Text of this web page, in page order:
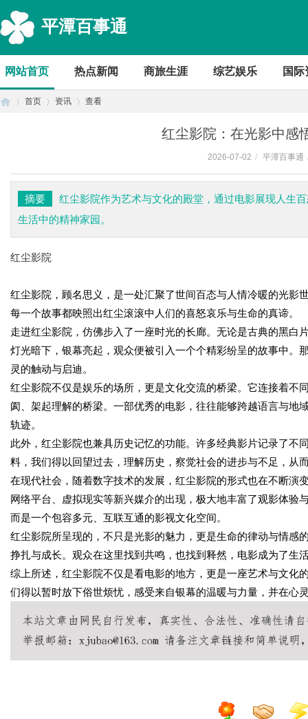
平潭百事通
网站首页 热点新闻 商旅生涯 综艺娱乐 国际
首页 资讯 查看
红尘影院：在光影中感
2026-07-02 / 平潭百事通
摘要
红尘影院作为艺术与文化的殿堂，通过电影展现人生
生活中的精神家园。
红尘影院
红尘影院，顾名思义，是一处汇聚了世间百态与人情冷暖的光影
每一个故事都映照出红尘滚滚中人们的喜怒哀乐与生命的真谛。
走进红尘影院，仿佛步入了一座时光的长廊。无论是古典的黑
灯光暗下，银幕亮起，观众便被引入一个个精彩纷呈的故事中。
灵的触动与启迪。
红尘影院不仅是娱乐的场所，更是文化交流的桥梁。它连接着不
阂、架起理解的桥梁。一部优秀的电影，往往能够跨越语言与
轨迹。
此外，红尘影院也兼具历史记忆的功能。许多经典影片记录了
料，我们得以回望过去，理解历史，察觉社会的进步与不足，从
在现代社会，随着数字技术的发展，红尘影院的形式也在不断演
网络平台、虚拟现实等新兴媒介的出现，极大地丰富了观影体
而是一个包容多元、互联互通的影视文化空间。
红尘影院所呈现的，不只是光影的魅力，更是生命的律动与情感
挣扎与成长。观众在这里找到共鸣，也找到释然，电影成为了生
综上所述，红尘影院不仅是看电影的地方，更是一座艺术与文化
们得以暂时放下俗世烦忧，感受来自银幕的温暖与力量，并在心